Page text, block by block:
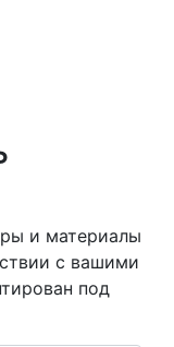
и материалы
с вашими
под